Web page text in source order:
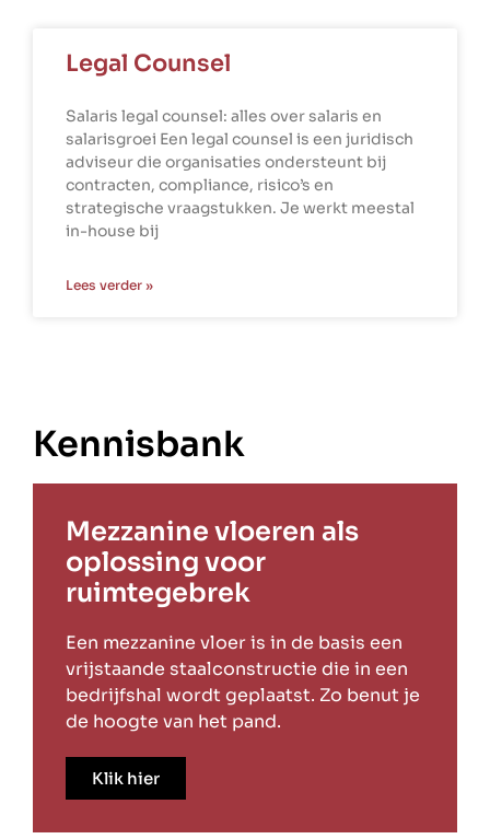
Legal Counsel
Salaris legal counsel: alles over salaris en
salarisgroei Een legal counsel is een juridisch
adviseur die organisaties ondersteunt bij
contracten, compliance, risico’s en
strategische vraagstukken. Je werkt meestal
in-house bij
Lees verder »
Kennisbank
Mezzanine vloeren als
oplossing voor
ruimtegebrek
Een mezzanine vloer is in de basis een
vrijstaande staalconstructie die in een
bedrijfshal wordt geplaatst. Zo benut je
de hoogte van het pand.
Klik hier